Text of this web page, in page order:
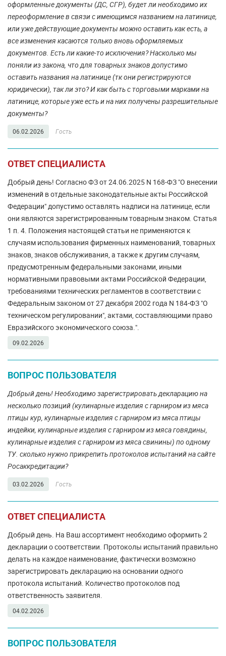
оформленные документы (ДС, СГР), будет ли необходимо их
переоформление в связи с имеющимся названием на латинице,
или уже действующие документы можно оставить как есть, а
все изменения касаются только вновь оформляемых
документов. Есть ли какие-то исключения? Насколько мы
поняли из закона, что для товарных знаков допустимо
оставить названия на латинице (тк они регистрируются
юридически), так ли это? И как быть с торговыми марками на
латинице, которые уже есть и на них получены разрешительные
документы?
06.02.2026 Гость
ОТВЕТ СПЕЦИАЛИСТА
Добрый день! Согласно ФЗ от 24.06.2025 N 168-ФЗ "О внесении
изменений в отдельные законодательные акты Российской
Федерации" допустимо оставлять надписи на латинице, если
они являются зарегистрированным товарным знаком. Статья
1 п. 4. Положения настоящей статьи не применяются к
случаям использования фирменных наименований, товарных
знаков, знаков обслуживания, а также к другим случаям,
предусмотренным федеральными законами, иными
нормативными правовыми актами Российской Федерации,
требованиями технических регламентов в соответствии с
Федеральным законом от 27 декабря 2002 года N 184-ФЗ "О
техническом регулировании", актами, составляющими право
Евразийского экономического союза.".
09.02.2026
ВОПРОС ПОЛЬЗОВАТЕЛЯ
Добрый день! Необходимо зарегистрировать декларацию на
несколько позиций (кулинарные изделия с гарниром из мяса
птицы кур, кулинарные изделия с гарниром из мяса птицы
индейки, кулинарные изделия с гарниром из мяса говядины,
кулинарные изделия с гарниром из мяса свинины) по одному
ТУ. сколько нужно прикрепить протоколов испытаний на сайте
Росаккредитации?
03.02.2026 Гость
ОТВЕТ СПЕЦИАЛИСТА
Добрый день. На Ваш ассортимент необходимо оформить 2
декларации о соответствии. Протоколы испытаний правильно
делать на каждое наименование, фактически возможно
зарегистрировать декларацию на основании одного
протокола испытаний. Количество протоколов под
ответственность заявителя.
04.02.2026
ВОПРОС ПОЛЬЗОВАТЕЛЯ